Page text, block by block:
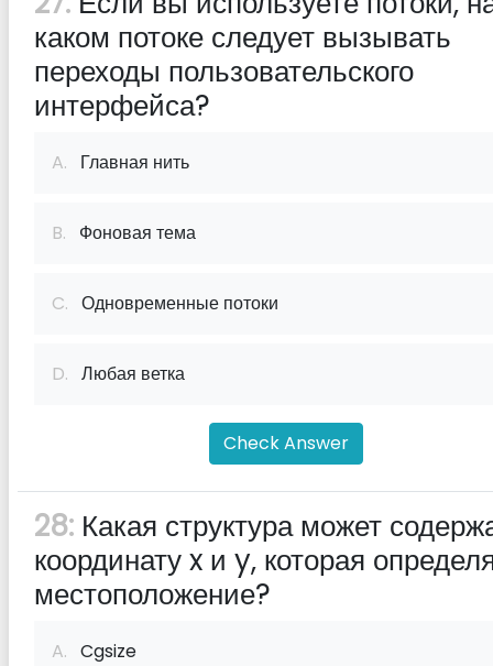
каком потоке следует вызывать
переходы пользовательского
интерфейса?
A. Главная нить
B. Фоновая тема
C. Одновременные потоки
D. Любая ветка
Check Answer
28: Какая структура может
координату x и y, которая
местоположение?
A. Cgsize